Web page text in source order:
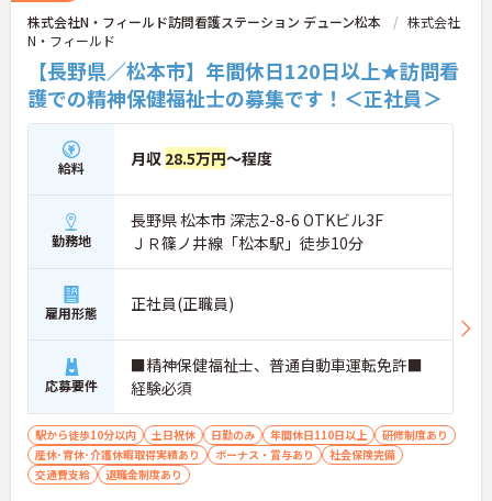
株式会社N・フィールド訪問看護ステーション デューン松本
株式会社
N・フィールド
【長野県／松本市】年間休日120日以上★訪問看
護での精神保健福祉士の募集です！＜正社員＞
給料 月収 28.5万円～程度
勤務地
長野県 松本市 深志2-8-6 OTKビル3F
ＪＲ篠ノ井線「松本駅」徒歩10分
雇用形態 正社員(正職員)
応募要件
■精神保健福祉士、普通自動車運転免許■
経験必須
駅から徒歩10分以内 土日祝休 日勤のみ 年間休日110日以上
研修制度あり
産休･育休･介護休暇取得実績あり
ボーナス・賞与あり
社会保険完備
交通費支給
退職金制度あり